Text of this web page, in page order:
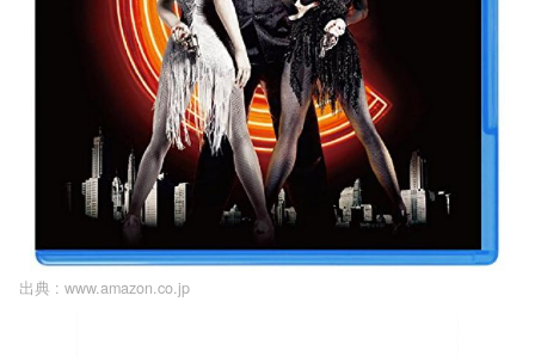
出典 : www.amazon.co.jp